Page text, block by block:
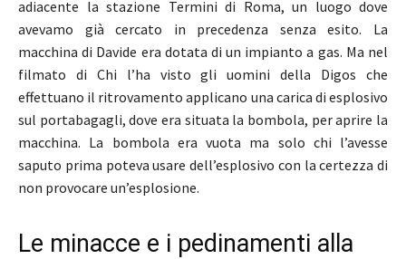
adiacente la stazione Termini di Roma, un luogo dove
avevamo già cercato in precedenza senza esito. La
macchina di Davide era dotata di un impianto a gas. Ma nel
filmato di Chi l’ha visto gli uomini della Digos che
effettuano il ritrovamento applicano una carica di esplosivo
sul portabagagli, dove era situata la bombola, per aprire la
macchina. La bombola era vuota ma solo chi l’avesse
saputo prima poteva usare dell’esplosivo con la certezza di
non provocare un’esplosione.
Le minacce e i pedinamenti alla